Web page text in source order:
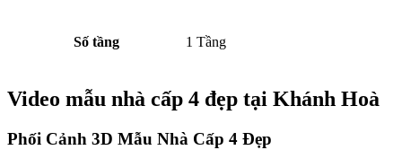
Số tầng 1 Tầng
Video mẫu nhà cấp 4 đẹp tại Khánh Hoà
Phối Cảnh 3D Mẫu Nhà Cấp 4 Đẹp